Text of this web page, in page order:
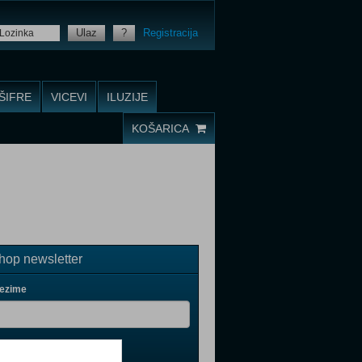
Ulaz ? Registracija
VICEVI ILUZIJE
KOŠARICA
newsletter